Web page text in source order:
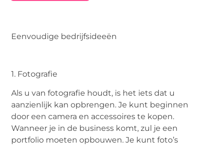
Eenvoudige bedrijfsideeën
1. Fotografie
Als u van fotografie houdt, is het iets dat u
aanzienlijk kan opbrengen. Je kunt beginnen
door een camera en accessoires te kopen.
Wanneer je in de business komt, zul je een
portfolio moeten opbouwen. Je kunt foto’s